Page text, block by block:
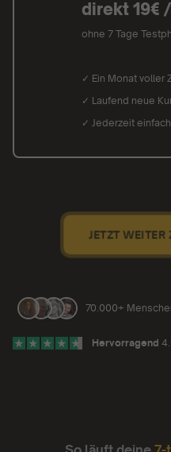
direkt 19€
ohne 7 Tage
✓ Ein Monat voller
✓ Laufend neue
✓ Jederzeit
JETZT
70.000+
Hervorragend